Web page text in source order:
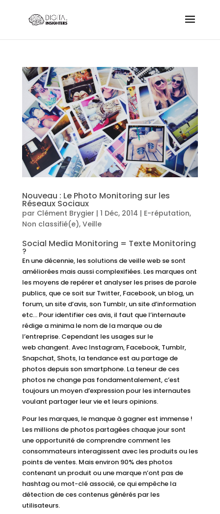
Nouveau : Le Photo Monitoring sur les
Réseaux Sociaux
par Clément Brygier | 1 Déc, 2014 | E-réputation,
Non classifié(e), Veille
Social Media Monitoring = Texte Monitoring
?
En une décennie, les solutions de veille web se sont
améliorées mais aussi complexifiées. Les marques ont
les moyens de repérer et analyser les prises de parole
publics, que ce soit sur Twitter, Facebook, un blog, un
forum, un site d’avis, son Tumblr, un site d’information
etc… Pour identifier ces avis, il faut que l’internaute
rédige a minima le nom de la marque ou de
l’entreprise. Cependant les usages sur le
web changent. Avec Instagram, Facebook, Tumblr,
Snapchat, Shots, la tendance est au partage de
photos depuis son smartphone. La teneur de ces
photos ne change pas fondamentalement, c’est
toujours un moyen d’expression pour les internautes
voulant partager leur vie et leurs opinions.
Pour les marques, le manque à gagner est immense !
Les millions de photos partagées chaque jour sont
une opportunité de comprendre comment les
consommateurs interagissent avec les produits ou les
points de ventes. Mais environ 90% des photos
contenant un produit ou une marque n’ont pas de
hashtag ou mot-clé associé, ce qui empêche la
détection de ces contenus générés par les
utilisateurs.